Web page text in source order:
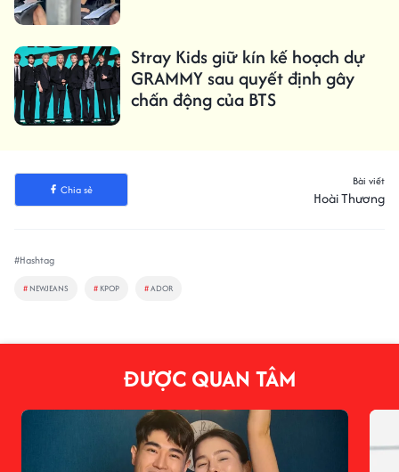
Stray Kids giữ kín kế hoạch dự
GRAMMY sau quyết định gây
chấn động của BTS
Chia sẻ
Bài viết
Hoài Thương
#Hashtag
# NEWJEANS # KPOP #ADOR
ĐƯỢC QUAN TÂM